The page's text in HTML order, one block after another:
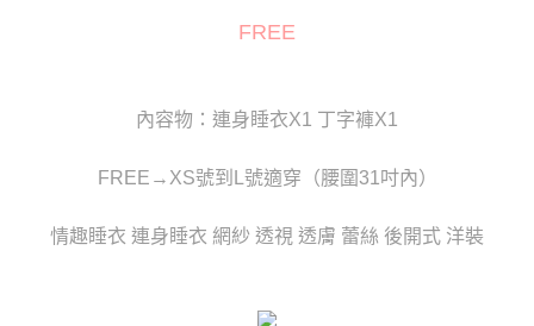
易，需依本服務之必要範圍內提供個人資料，並將交易相關給付款項請求債
３．未成年的使用者請事先徵得法定代理人或監護人之同意方可使用
４．使用「AFTEE先享後付」時，將依據個別帳號之用戶狀況，依本公司即
請求用戶進行身份認證。
５．嚴禁一人註冊多個帳號或使用他人資訊註冊。若發現惡意使用之情形，
貨到付款(新竹貨運)
FREE
內容物：連身睡衣X1 丁字褲X1
FREE→XS號到L號適穿（腰圍31吋內）
情趣睡衣 連身睡衣 網紗 透視 透膚 蕾絲 後開式 洋裝